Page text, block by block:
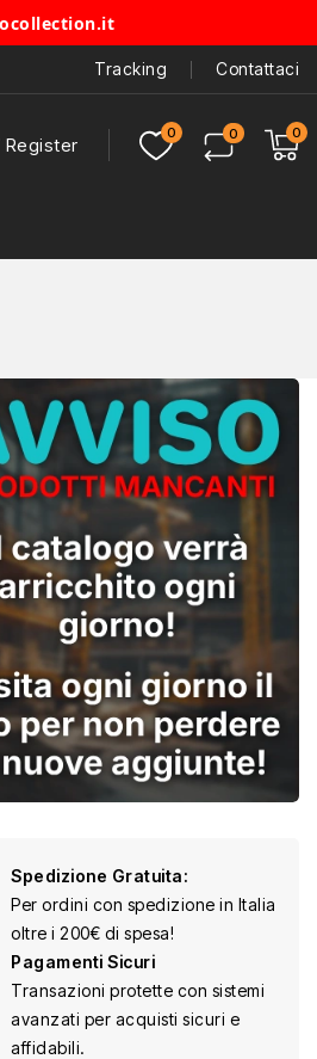
Tracking Contattaci
Register
Spedizione Gratuita:
Per ordini con spedizione in Italia
oltre i 200€ di spesa!
Pagamenti Sicuri
Transazioni protette con sistemi
avanzati per acquisti sicuri e
affidabili.